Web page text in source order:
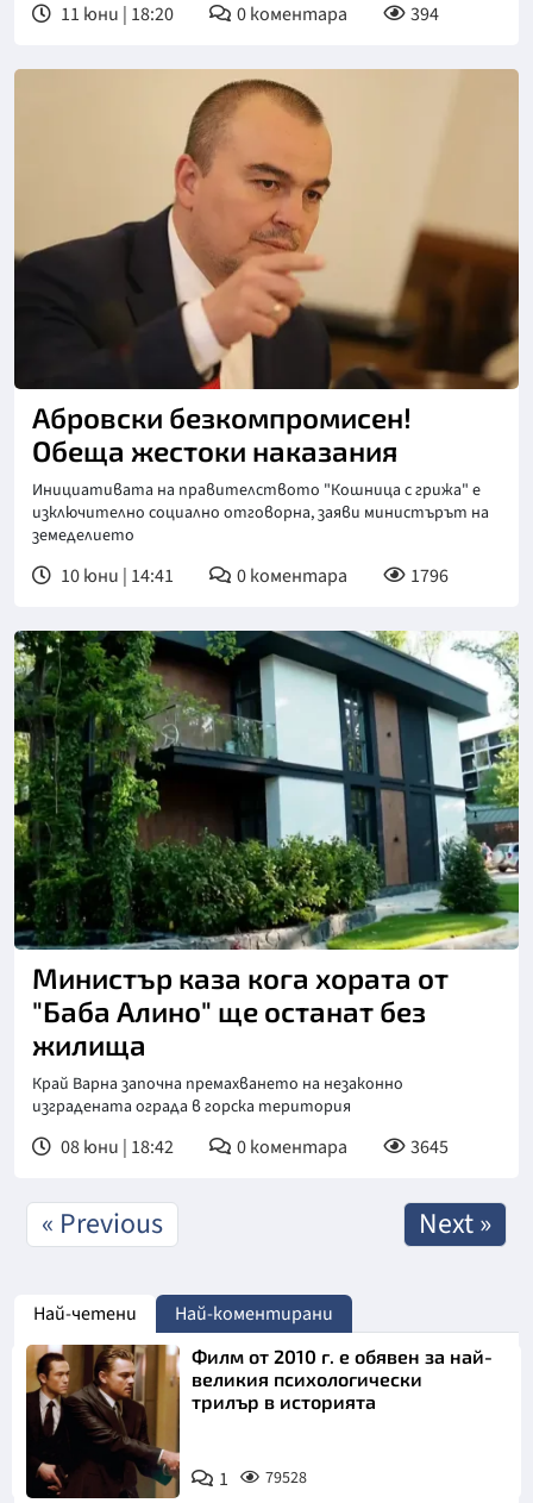
11 юни | 18:20 0коментара 394
Абровски безкомпромисен!
Обеща жестоки наказания
Инициативата на правителството "Кошница с грижа" е
изключително социално отговорна, заяви министърът на
земеделието
10 юни | 14:41 0коментара 1796
Снимка: бТВ
Министър каза кога хората от
"Баба Алино" ще останат без
жилища
Край Варна започна премахването на незаконно
изградената ограда в горска територия
08 юни | 18:42 0коментара 3645
« Previous Next »
Най-четени Най-коментирани
Филм от 2010 г. е обявен за най-
великия психологически
трилър в историята
1 79528